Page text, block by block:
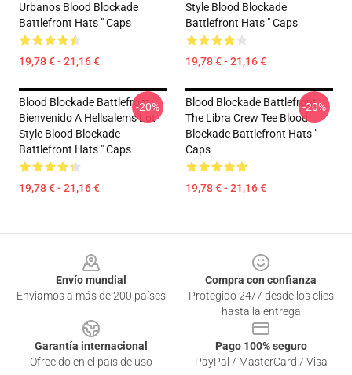
Urbanos Blood Blockade
Battlefront Hats " Caps
19,78 € - 21,16 €
Style Blood Blockade
Battlefront Hats " Caps
19,78 € - 21,16 €
Blood Blockade Battlefront
Bienvenido A Hellsalems Lot
Style Blood Blockade
Battlefront Hats " Caps
19,78 € - 21,16 €
-20%
Blood Blockade Battlefront
The Libra Crew Tee Blood
Blockade Battlefront Hats "
Caps
19,78 € - 21,16 €
-20%
Envío mundial
Enviamos a más de 200 países
Compra con confianza
Protegido 24/7 desde los clics
hasta la entrega
Garantía internacional
Ofrecido en el país de uso
Pago 100% seguro
PayPal / MasterCard / Visa